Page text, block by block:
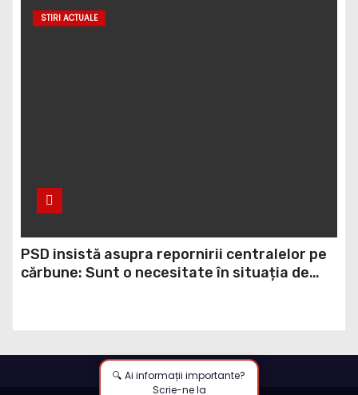
din nou exporturile prin Marea Neagră.
STIRI ACTUALE
PSD insistă asupra repornirii centralelor pe
cărbune: Sunt o necesitate în situația de
🔍 Ai informații importante?
Scrie-ne la